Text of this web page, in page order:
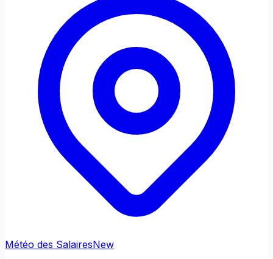
Météo des SalairesNew